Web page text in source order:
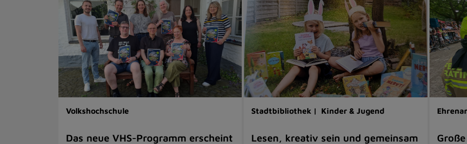
Volkshochschule
Das neue VHS-Programm erscheint
Stadtbibliothek | Kinder & Jugend
Lesen, kreativ sein und gemeinsam